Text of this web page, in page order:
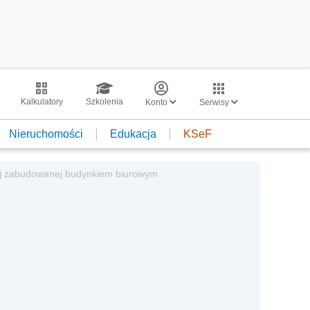
Kalkulatory Szkolenia Konto Serwisy
Nieruchomości Edukacja KSeF
budynkiem biurowym